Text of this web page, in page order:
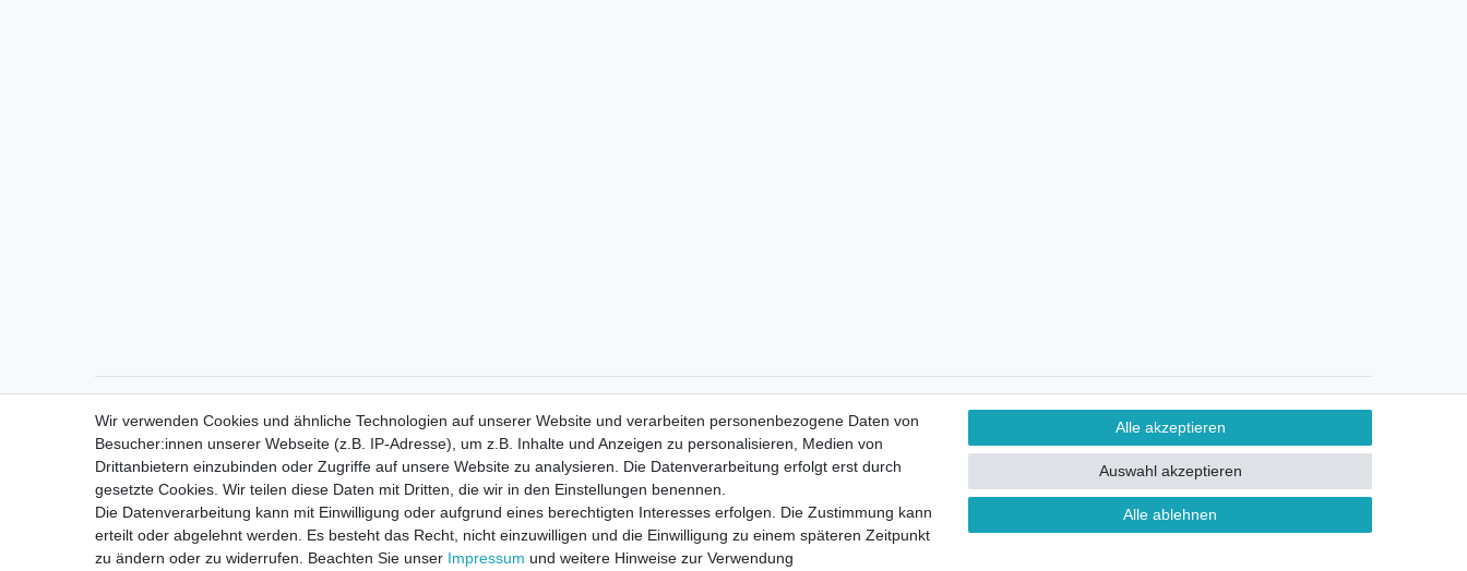
Wir verwenden Cookies und ähnliche Technologien auf unserer Website und verarbeiten personenbezogene Daten von
Besucher:innen unserer Webseite (z.B. IP-Adresse), um z.B. Inhalte und Anzeigen zu personalisieren, Medien von
Drittanbietern einzubinden oder Zugriffe auf unsere Website zu analysieren. Die Datenverarbeitung erfolgt erst durch
gesetzte Cookies. Wir teilen diese Daten mit Dritten, die wir in den Einstellungen benennen.
Die Datenverarbeitung kann mit Einwilligung oder aufgrund eines berechtigten Interesses erfolgen. Die Zustimmung kann
erteilt oder abgelehnt werden. Es besteht das Recht, nicht einzuwilligen und die Einwilligung zu einem späteren Zeitpunkt
zu ändern oder zu widerrufen. Beachten Sie unser Impressum und weitere Hinweise zur Verwendung
Alle akzeptieren
Alle ablehnen
Auswahl akzeptieren